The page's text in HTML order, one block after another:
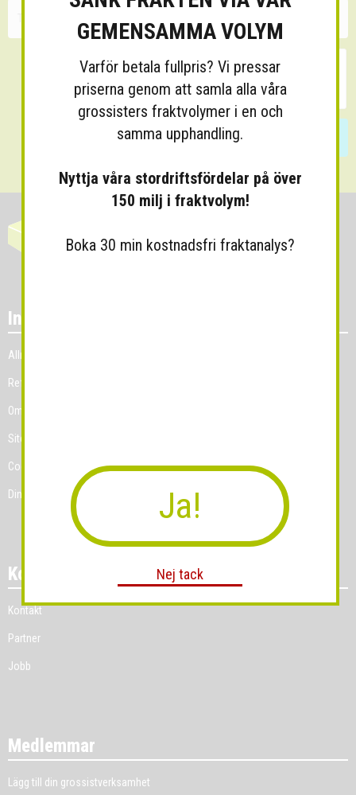
Information
Allmänna villkor
Referenskunder
Om Grossist.se
Sitemap
Cookies
Dina Cookie-prefenser
Kontakt
Kontakt
Partner
Jobb
Medlemmar
Lägg till din grossistverksamhet
GEMENSAMMA VOLYM
Varför betala fullpris? Vi pressar
priserna genom att samla alla våra
grossisters fraktvolymer i en och
samma upphandling.
Nyttja våra stordriftsfördelar på över
150 milj i fraktvolym!
Boka 30 min kostnadsfri fraktanalys?
Ja!
Nej tack